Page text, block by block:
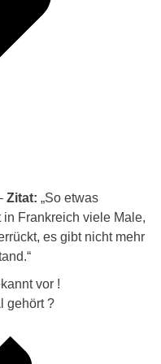
Zitat: „So etwas
Frankreich viele Male,
es gibt nicht mehr
vor !
gehört ?